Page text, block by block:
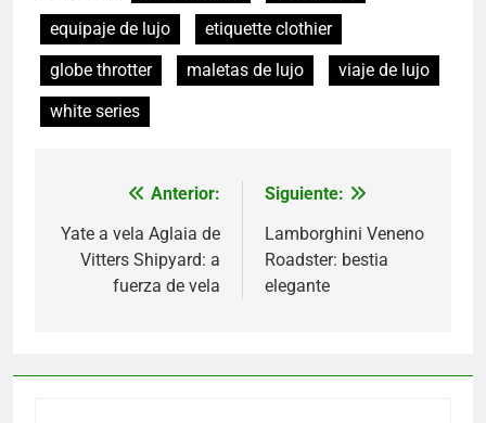
equipaje de lujo
etiquette clothier
globe throtter
maletas de lujo
viaje de lujo
white series
Navegación
de
entradas
Anterior:
Yate a vela Aglaia de
Vitters Shipyard: a
fuerza de vela
Siguiente:
Lamborghini Veneno
Roadster: bestia
elegante